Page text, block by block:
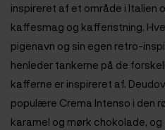
inspireret af et område i Italien
kaffesmag og kafferistning.
pigenavn og sin egen retro-
henleder tankerne på de
kafferne er inspireret af.
populære Crema Intenso i den
karamel og mørk chokolade,